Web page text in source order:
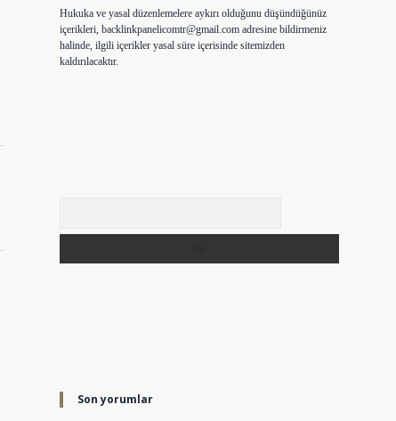
Hukuka ve yasal düzenlemelere aykırı olduğunu düşündüğünüz
içerikleri, backlinkpanelicomtr@gmail.comadresine bildirmeniz
halinde, ilgili içerikler yasal süre içerisinde sitemizden
kaldırılacaktır.
Son yorumlar